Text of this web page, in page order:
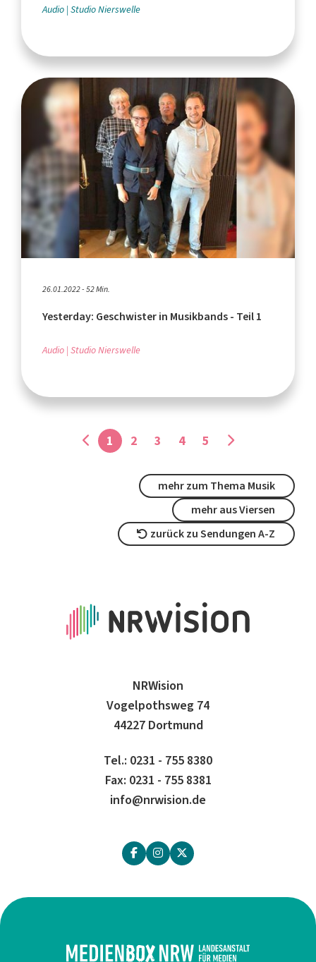
Audio Studio Nierswelle
26.01.2022 - 52 Min.
Yesterday: Geschwister in Musikbands - Teil 1
Audio Studio Nierswelle
1 2 3 4 5
mehr zum Thema Musik
mehr aus Viersen
zurück zu Sendungen A-Z
NRWision
Vogelpothsweg 74
44227 Dortmund
Tel.: 0231 - 755 8380
Fax: 0231 - 755 8381
info@nrwision.de